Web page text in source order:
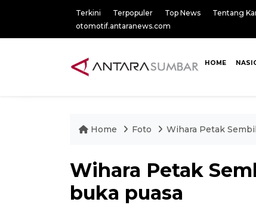
Terkini Terpopuler Top News Tentang
otomotif.antaranews.com
HOME
Home Foto Wihara Petak
Wihara Petak
buka puasa